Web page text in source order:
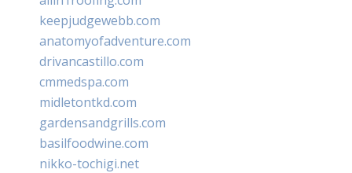
keepjudgewebb.com
anatomyofadventure.com
drivancastillo.com
cmmedspa.com
midletontkd.com
gardensandgrills.com
basilfoodwine.com
nikko-tochigi.net